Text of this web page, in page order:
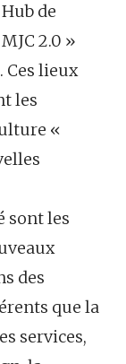
de
2.0 »
Ces lieux
les
«
sont les
des
que la
services,